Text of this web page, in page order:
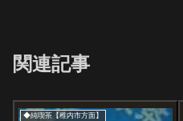
関連記事
◆純喫茶【稚内市方面】